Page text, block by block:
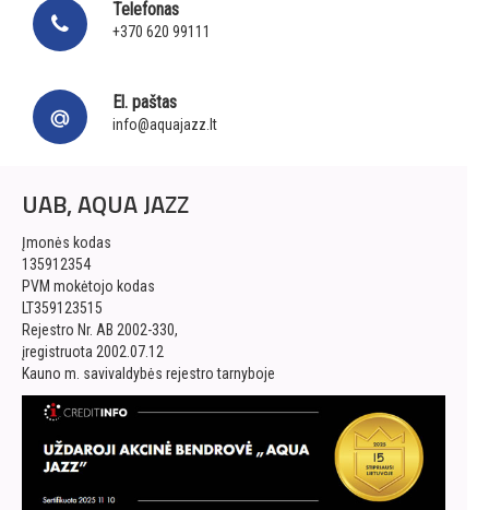
Telefonas
+370 620 99111
El. paštas
info@aquajazz.lt
UAB, AQUA JAZZ
Įmonės kodas
135912354
PVM mokėtojo kodas
LT359123515
Rejestro Nr. AB 2002-330,
įregistruota 2002.07.12
Kauno m. savivaldybės rejestro tarnyboje